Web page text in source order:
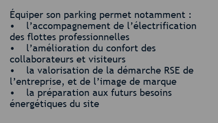
Équiper son parking permet notamment :
• l’accompagnement de l’électrification
des flottes professionnelles
• l’amélioration du confort des
collaborateurs et visiteurs
• la valorisation de la démarche RSE de
l’entreprise, et de l’image de marque
• la préparation aux futurs besoins
énergétiques du site